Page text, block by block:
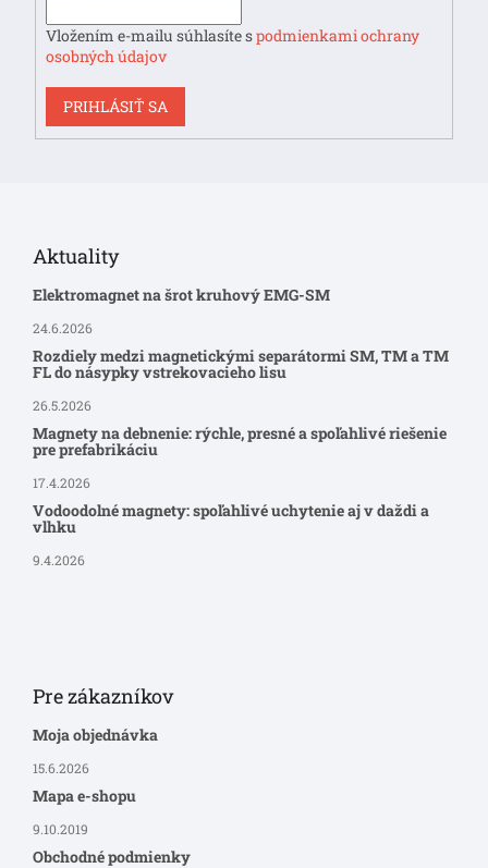
Vložením e-mailu súhlasíte spodmienkami ochrany
osobných údajov
PRIHLÁSIŤ SA
Aktuality
Elektromagnet na šrot kruhový EMG-SM
24.6.2026
Rozdiely medzi magnetickými separátormi SM, TM a TM
FL do násypky vstrekovacieho lisu
26.5.2026
Magnety na debnenie: rýchle, presné a spoľahlivé riešenie
pre prefabrikáciu
17.4.2026
Vodoodolné magnety: spoľahlivé uchytenie aj v daždi a
vlhku
9.4.2026
Pre zákazníkov
Moja objednávka
15.6.2026
Mapa e-shopu
9.10.2019
Obchodné podmienky